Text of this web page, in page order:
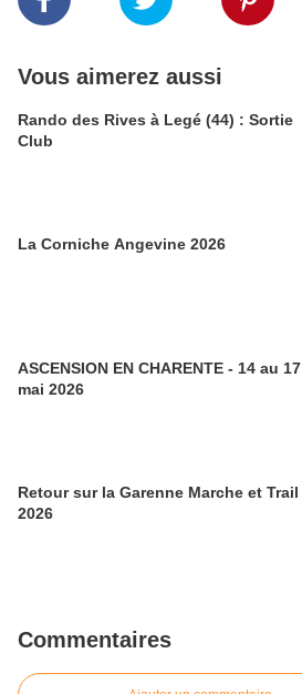
Vous aimerez aussi
Rando des Rives à Legé (44) : Sortie
Club
La Corniche Angevine 2026
ASCENSION EN CHARENTE - 14 au 17
mai 2026
Retour sur la Garenne Marche et Trail
2026
Commentaires